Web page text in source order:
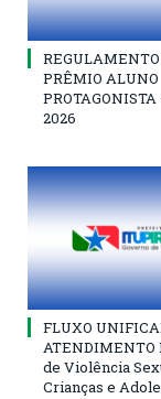
PRÊMIO ALUNO
2026
FLUXO
ATENDIMENTO
de Violência
Crianças e